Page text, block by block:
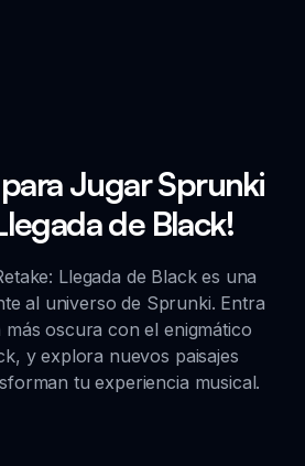
para Jugar Sprunki
de Black!
Llegada de Black es una
al universo de Sprunki. Entra
oscura con el enigmático
y explora nuevos paisajes
tu experiencia musical.